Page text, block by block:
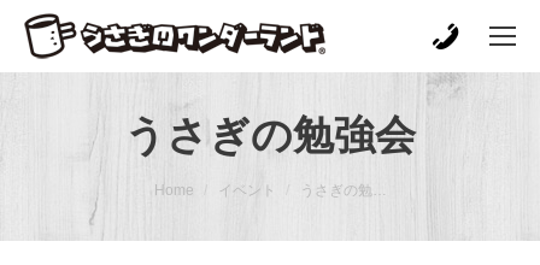
うさぎの勉強会
Home イベント うさぎの勉…